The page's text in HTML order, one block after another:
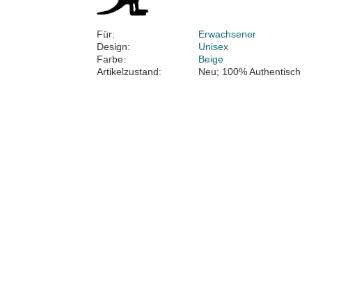
Für:
Erwachsener
Design:
Unisex
Farbe:
Beige
Artikelzustand:
Neu; 100% Authentisch